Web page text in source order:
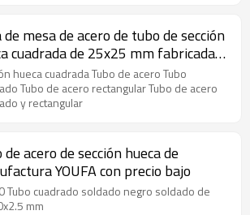
mesa de acero de tubo de sección
cuadrada de 25x25 mm fabricada
Youfa
hueca cuadrada Tubo de acero Tubo
Tubo de acero rectangular Tubo de acero
y rectangular
de acero de sección hueca de
YOUFA con precio bajo
Tubo cuadrado soldado negro soldado de
mm